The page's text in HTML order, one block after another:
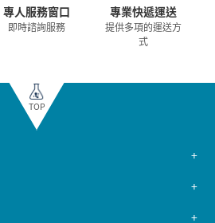
專人服務窗口
即時諮詢服務
專業快遞運送
提供多項的運送方
式
TOP